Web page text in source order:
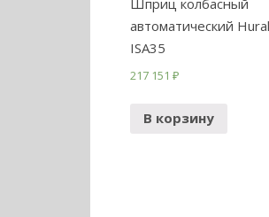
Шприц колбасный
автоматический
ISA35
217 151 ₽
В корзину